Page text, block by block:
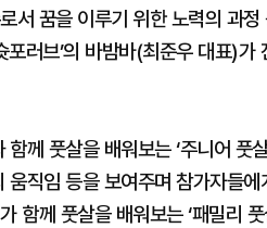
서 꿈을 이루기 위한 노력의 과
포러브’의 바밤바(최준우 대표)
께 풋살을 배워보는 ‘주니어 풋
움직임 등을 보여주며 참가자들
함께 풋살을 배워보는 ‘패밀리